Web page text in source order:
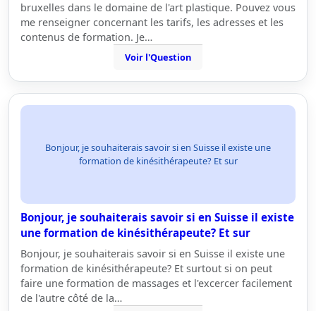
bruxelles dans le domaine de l'art plastique. Pouvez vous
me renseigner concernant les tarifs, les adresses et les
contenus de formation. Je…
Voir l'Question
Bonjour, je souhaiterais savoir si en Suisse il existe une
formation de kinésithérapeute? Et sur
Bonjour, je souhaiterais savoir si en Suisse il existe
une formation de kinésithérapeute? Et sur
Bonjour, je souhaiterais savoir si en Suisse il existe une
formation de kinésithérapeute? Et surtout si on peut
faire une formation de massages et l'excercer facilement
de l'autre côté de la…